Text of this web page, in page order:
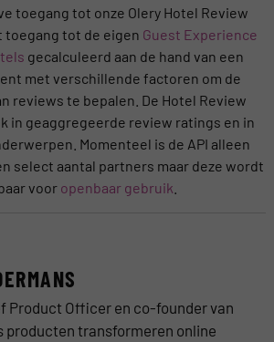
toegang tot onze Olery Hotel Review
toegang tot de eigen Guest Experience
gecalculeerd aan de hand van een
met verschillende factoren om de
reviews te bepalen. De Hotel Review
in geaggregeerde review ratings en in
Momenteel is de API alleen
select aantal partners maar deze wordt
voor openbaar gebruik
Product Officer en co-founder van
producten transformeren online